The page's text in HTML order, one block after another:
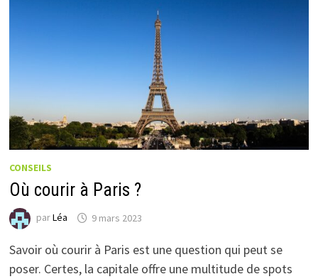
CONSEILS
Où courir à Paris ?
parLéa 9 mars 2023
Savoir où courir à Paris est une question qui peut se
poser. Certes, la capitale offre une multitude de spots